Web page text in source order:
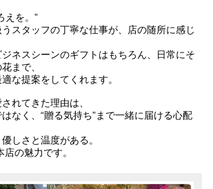
えを。”
スタッフの丁寧な仕事が、店の随所に感じ
ネスシーンのギフトはもちろん、日常にそ
まで、
な提案をしてくれます。
れてきた理由は、
はなく、“贈る気持ち”まで一緒に届ける心配
しさと温度がある。
の魅力です。